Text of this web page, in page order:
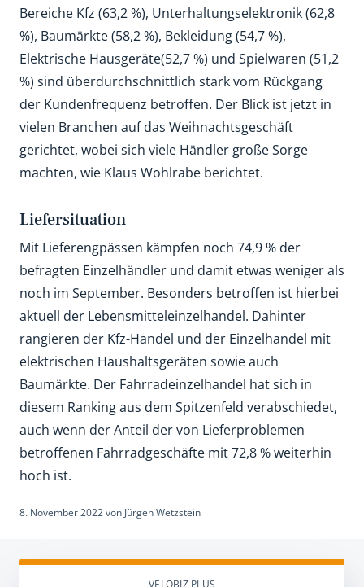
Bereiche Kfz (63,2 %), Unterhaltungselektronik (62,8
%), Baumärkte (58,2 %), Bekleidung (54,7 %),
Elektrische Hausgeräte(52,7 %) und Spielwaren (51,2
%) sind überdurchschnittlich stark vom Rückgang
der Kundenfrequenz betroffen. Der Blick ist jetzt in
vielen Branchen auf das Weihnachtsgeschäft
gerichtet, wobei sich viele Händler große Sorge
machten, wie Klaus Wohlrabe berichtet.
Liefersituation
Mit Lieferengpässen kämpfen noch 74,9 % der
befragten Einzelhändler und damit etwas weniger als
noch im September. Besonders betroffen ist hierbei
aktuell der Lebensmitteleinzelhandel. Dahinter
rangieren der Kfz-Handel und der Einzelhandel mit
elektrischen Haushaltsgeräten sowie auch
Baumärkte. Der Fahrradeinzelhandel hat sich in
diesem Ranking aus dem Spitzenfeld verabschiedet,
auch wenn der Anteil der von Lieferproblemen
betroffenen Fahrradgeschäfte mit 72,8 % weiterhin
hoch ist.
8. November 2022von Jürgen Wetzstein
VELOBIZ PLUS